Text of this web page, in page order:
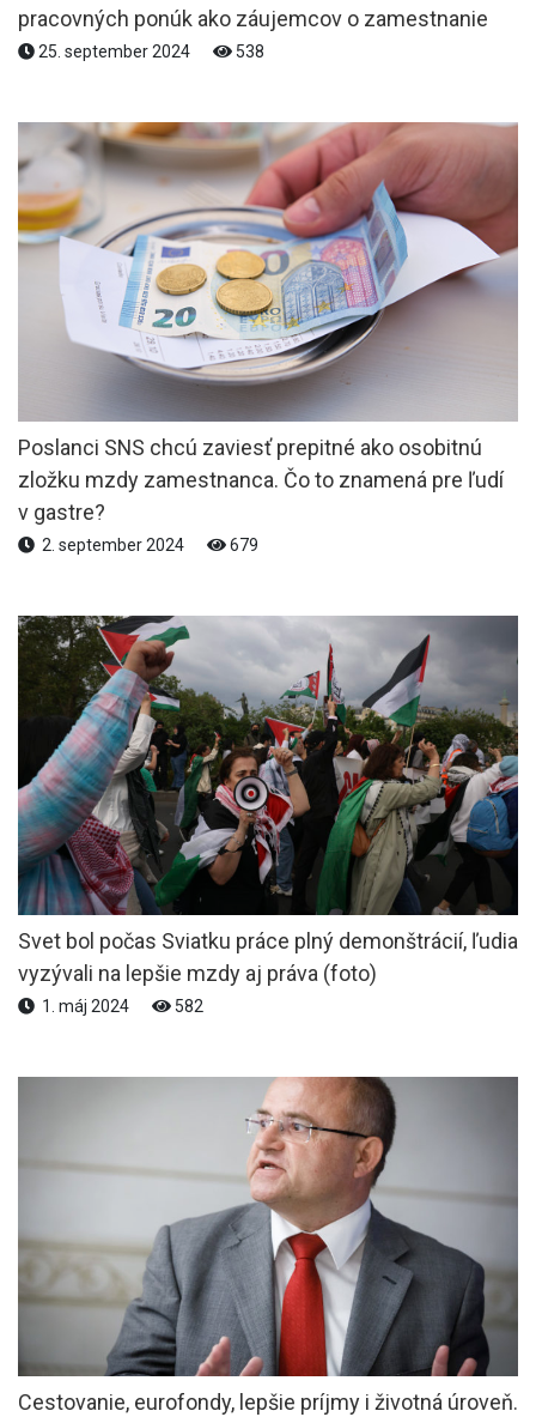
pracovných ponúk ako záujemcov o zamestnanie
25. september 2024 538
Poslanci SNS chcú zaviesť prepitné ako osobitnú
zložku mzdy zamestnanca. Čo to znamená pre ľudí
v gastre?
2. september 2024 679
Svet bol počas Sviatku práce plný demonštrácií, ľudia
vyzývali na lepšie mzdy aj práva (foto)
1. máj 2024 582
Cestovanie, eurofondy, lepšie príjmy i životná úroveň.